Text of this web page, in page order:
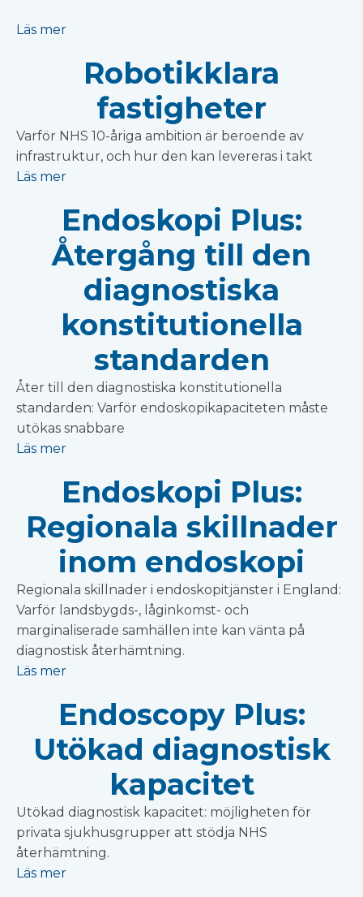
Läs mer
Robotikklara
fastigheter
Varför NHS 10-åriga ambition är beroende av
infrastruktur, och hur den kan levereras i takt
Läs mer
Endoskopi Plus:
Återgång till den
diagnostiska
konstitutionella
standarden
Åter till den diagnostiska konstitutionella
standarden: Varför endoskopikapaciteten måste
utökas snabbare
Läs mer
Endoskopi Plus:
Regionala skillnader
inom endoskopi
Regionala skillnader i endoskopitjänster i England:
Varför landsbygds-, låginkomst- och
marginaliserade samhällen inte kan vänta på
diagnostisk återhämtning.
Läs mer
Endoscopy Plus:
Utökad diagnostisk
kapacitet
Utökad diagnostisk kapacitet: möjligheten för
privata sjukhusgrupper att stödja NHS
återhämtning.
Läs mer